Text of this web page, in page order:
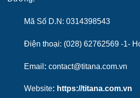
Mã Số D.N: 0314398543
Điện thoại: (028) 62762569 -1-
Email : contact@titana.com.vn
Website: https://titana.com.vn